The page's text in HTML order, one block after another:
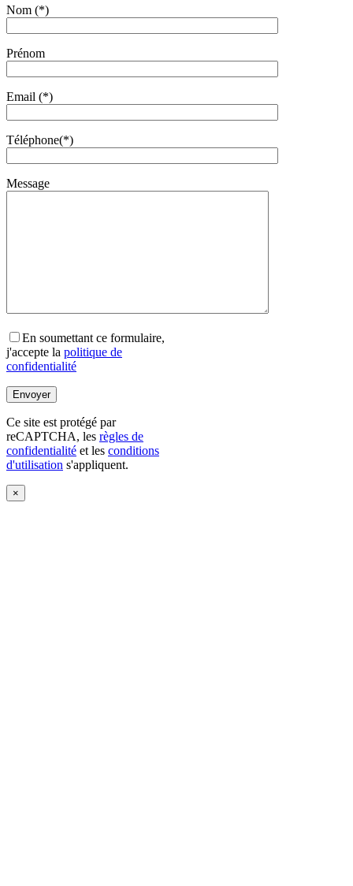
Nom (*)
Prénom
Email (*)
Téléphone(*)
Message
En soumettant ce formulaire,
j'accepte la politique de
confidentialité
Ce site est protégé par
reCAPTCHA, les règles de
confidentialité et les conditions
d'utilisation s'appliquent.
×